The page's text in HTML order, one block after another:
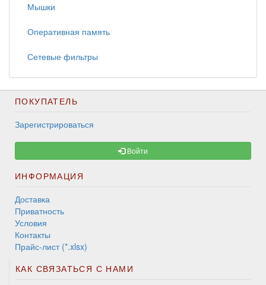
Мышки
Оперативная память
Сетевые фильтры
ПОКУПАТЕЛЬ
Зарегистрироваться
Войти
ИНФОРМАЦИЯ
Доставка
Приватность
Условия
Контакты
Прайс-лист (*.xlsx)
КАК СВЯЗАТЬСЯ С НАМИ